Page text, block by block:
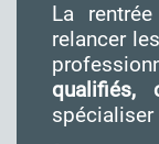
La
relancer
qualifiés,
spécialiser